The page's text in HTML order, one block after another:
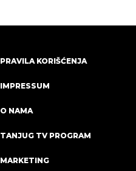
PRAVILA KORIŠĆENJA
IMPRESSUM
O NAMA
TANJUG TV PROGRAM
MARKETING